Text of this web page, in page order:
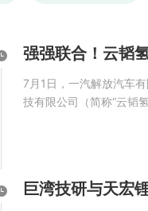
7月1日，一汽解放汽车
技有限公司（简称“云韬